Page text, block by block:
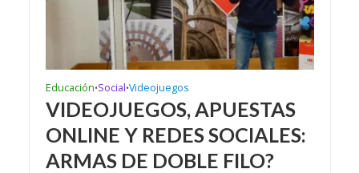
Educación•Social•Videojuegos
VIDEOJUEGOS, APUESTAS
ONLINE Y REDES SOCIALES:
ARMAS DE DOBLE FILO?